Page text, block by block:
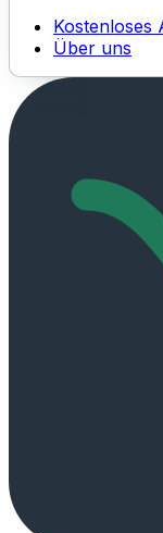
Kostenloses
Über uns